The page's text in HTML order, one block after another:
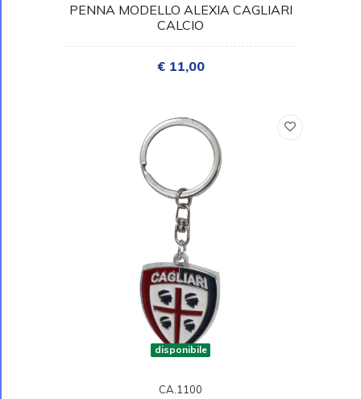
PENNA MODELLO ALEXIA CAGLIARI
CALCIO
€ 11,00
disponibile
CA.1100